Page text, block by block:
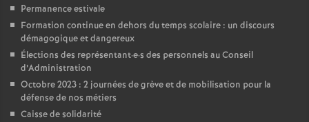
e
i
Permanence estivale
Formation continue en dehors du temps scolaire : un discours
démagogique et dangereux
Élections des représentant·e·s des personnels au Conseil
d’Administration
Octobre 2023 : 2 journées de grève et de mobilisation pour la
défense de nos métiers
Caisse de solidarité